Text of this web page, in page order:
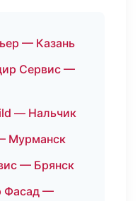
— Казань
Сервис —
— Нальчик
Мурманск
— Брянск
Фасад —